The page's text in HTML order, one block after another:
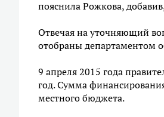
пояснила Рожкова,
Отвечая на уточняющий
отобраны департаментом
9 апреля 2015 года
год. Сумма
местного бюджета.